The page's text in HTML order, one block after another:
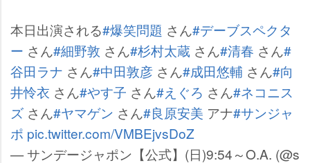
本日出演される#爆笑問題 さん#デーブスペクタ
ー さん#細野敦 さん#杉村太蔵 さん#清春 さん#
谷田ラナ さん#中田敦彦 さん#成田悠輔 さん#向
井怜衣 さん#やす子 さん#えぐろ さん#ネコニス
ズ さん#ヤマゲン さん#良原安美 アナ#サンジャ
ポ pic.twitter.com/VMBEjvsDoZ
— サンデージャポン【公式】(日)9:54～O.A. (@s